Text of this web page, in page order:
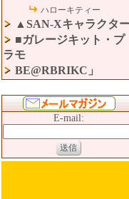
ハローキティー
▲SAN-Xキャラクタ
■ガレージキット・プ
ラモ
BE@RBRIKC」
E-mail: